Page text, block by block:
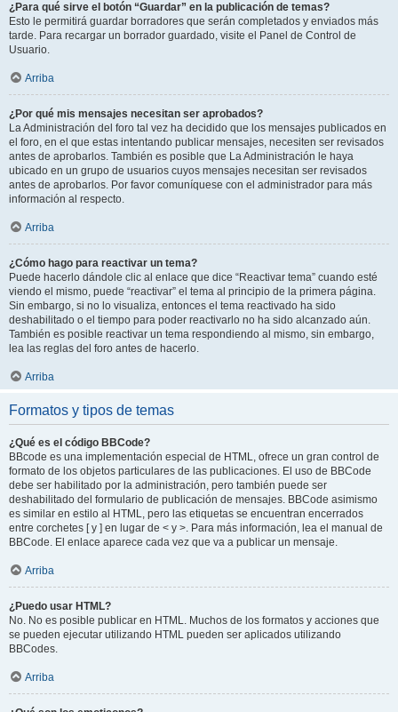
¿Para qué sirve el botón “Guardar” en la publicación de temas?
Esto le permitirá guardar borradores que serán completados y enviados más
tarde. Para recargar un borrador guardado, visite el Panel de Control de
Usuario.
Arriba
¿Por qué mis mensajes necesitan ser aprobados?
La Administración del foro tal vez ha decidido que los mensajes publicados en
el foro, en el que estas intentando publicar mensajes, necesiten ser revisados
antes de aprobarlos. También es posible que La Administración le haya
ubicado en un grupo de usuarios cuyos mensajes necesitan ser revisados
antes de aprobarlos. Por favor comuníquese con el administrador para más
información al respecto.
Arriba
¿Cómo hago para reactivar un tema?
Puede hacerlo dándole clic al enlace que dice “Reactivar tema” cuando esté
viendo el mismo, puede “reactivar” el tema al principio de la primera página.
Sin embargo, si no lo visualiza, entonces el tema reactivado ha sido
deshabilitado o el tiempo para poder reactivarlo no ha sido alcanzado aún.
También es posible reactivar un tema respondiendo al mismo, sin embargo,
lea las reglas del foro antes de hacerlo.
Arriba
Formatos y tipos de temas
¿Qué es el código BBCode?
BBcode es una implementación especial de HTML, ofrece un gran control de
formato de los objetos particulares de las publicaciones. El uso de BBCode
debe ser habilitado por la administración, pero también puede ser
deshabilitado del formulario de publicación de mensajes. BBCode asimismo
es similar en estilo al HTML, pero las etiquetas se encuentran encerrados
entre corchetes [ y ] en lugar de < y >. Para más información, lea el manual de
BBCode. El enlace aparece cada vez que va a publicar un mensaje.
Arriba
¿Puedo usar HTML?
No. No es posible publicar en HTML. Muchos de los formatos y acciones que
se pueden ejecutar utilizando HTML pueden ser aplicados utilizando
BBCodes.
Arriba